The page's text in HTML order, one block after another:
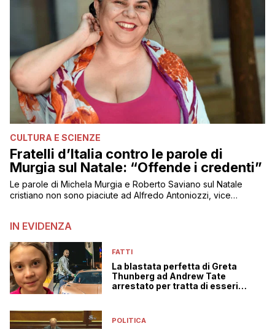
CULTURA E SCIENZE
Fratelli d’Italia contro le parole di
Murgia sul Natale: “Offende i credenti”
Le parole di Michela Murgia e Roberto Saviano sul Natale
cristiano non sono piaciute ad Alfredo Antoniozzi, vice
IN EVIDENZA
FATTI
La blastata perfetta di Greta
Thunberg ad Andrew Tate
arrestato per tratta di esseri
POLITICA